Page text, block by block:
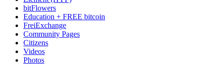
bitFlowers
Education + FREE bitcoin
FreiExchange
Community Pages
Citizens
Videos
Photos